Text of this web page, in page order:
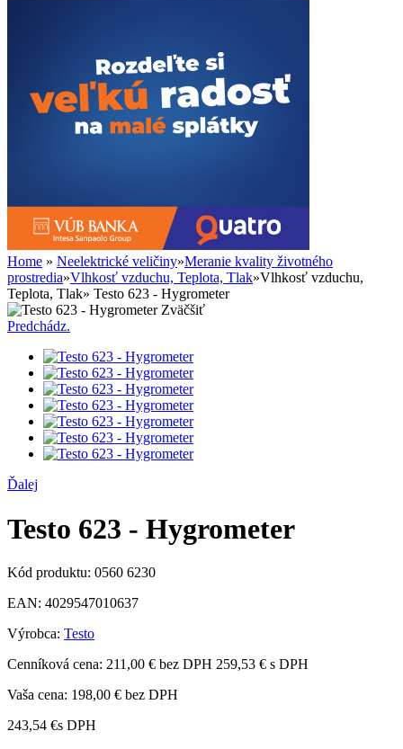
Home » Neelektrické veličiny»Meranie kvality životného
prostredia»Vlhkosť vzduchu, Teplota, Tlak»Vlhkosť vzduchu,
Teplota, Tlak» Testo 623 - Hygrometer
Zväčšiť
Predchádz.
Ďalej
Testo 623 - Hygrometer
Kód produktu: 0560 6230
EAN: 4029547010637
Výrobca: Testo
Cenníková cena: 211,00 € bez DPH 259,53 € s DPH
Vaša cena: 198,00 € bez DPH
243,54 €s DPH